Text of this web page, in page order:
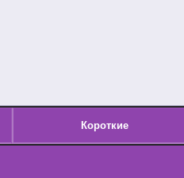
Короткие